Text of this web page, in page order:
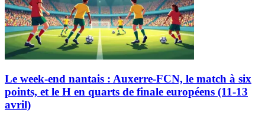
Le week-end nantais : Auxerre-FCN, le match à six
points, et le H en quarts de finale européens (11-13
avril)